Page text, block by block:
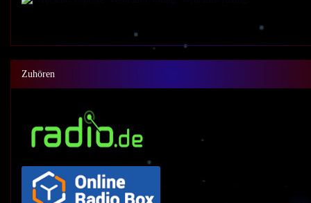
Zuhören